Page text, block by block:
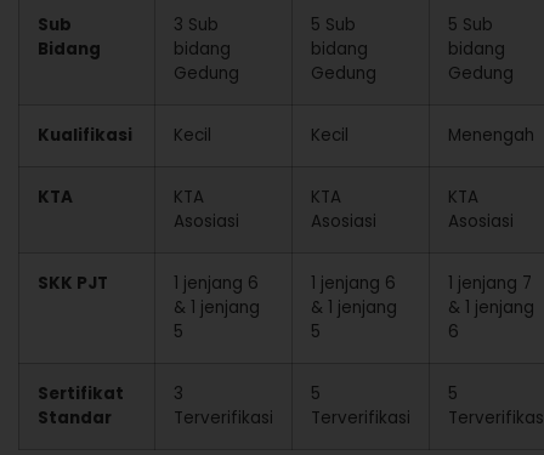
Sub
Bidang
3 Sub
bidang
Gedung
5 Sub
bidang
Gedung
5 Sub
bidang
Gedung
Kualifikasi Kecil Kecil Menengah
KTA
KTA
Asosiasi
KTA
Asosiasi
KTA
Asosiasi
SKK PJT
1 jenjang 6
& 1 jenjang
5
1 jenjang 6
& 1 jenjang
5
1 jenjang 7
& 1 jenjang
6
Sertifikat
Standar
3
Terverifikasi
5
Terverifikasi
5